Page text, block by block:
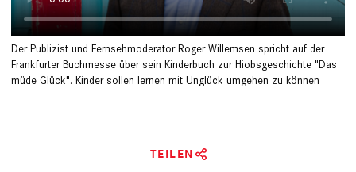
Der Publizist und Fernsehmoderator Roger Willemsen spricht auf der
Frankfurter Buchmesse über sein Kinderbuch zur Hiobsgeschichte "Das
müde Glück". Kinder sollen lernen mit Unglück umgehen zu können
TEILEN